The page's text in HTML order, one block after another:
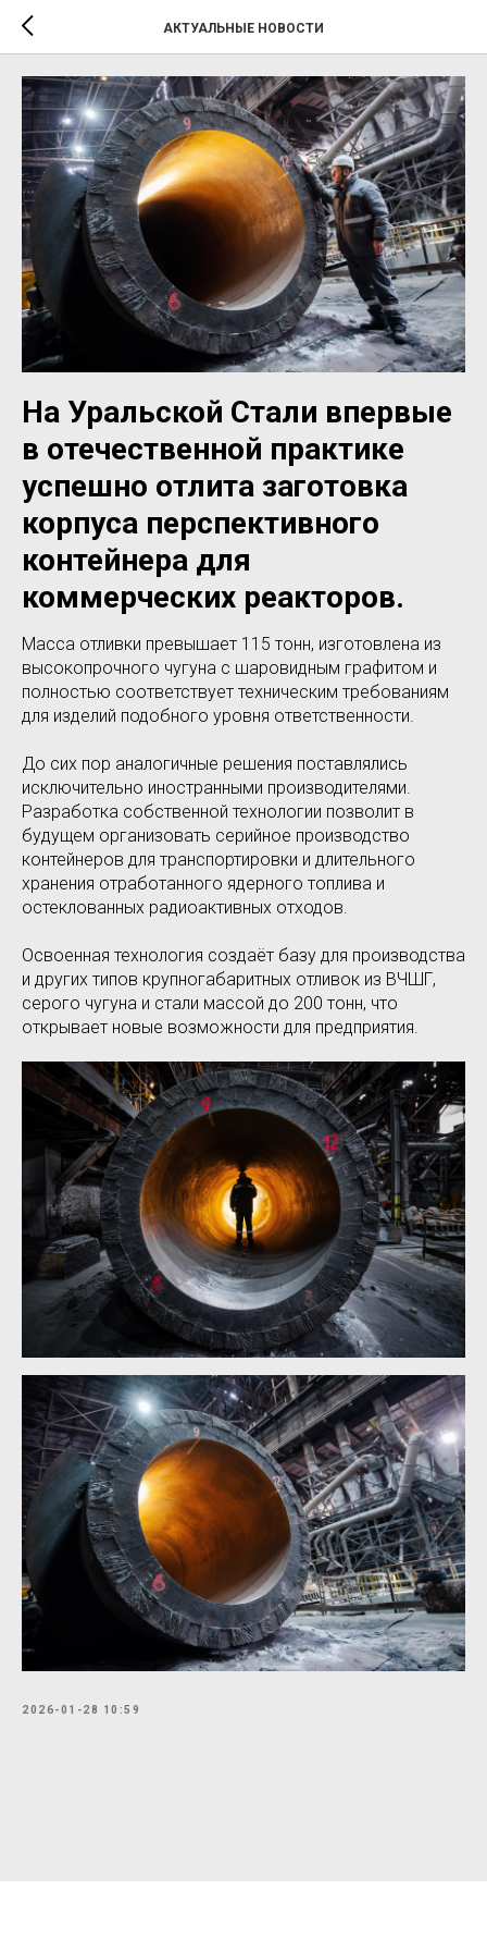
АКТУАЛЬНЫЕ НОВОСТИ
На Уральской Стали впервые
в отечественной практике
успешно отлита заготовка
корпуса перспективного
контейнера для
коммерческих реакторов.
Масса отливки превышает 115 тонн, изготовлена из
высокопрочного чугуна с шаровидным графитом и
полностью соответствует техническим требованиям
для изделий подобного уровня ответственности.
До сих пор аналогичные решения поставлялись
исключительно иностранными производителями.
Разработка собственной технологии позволит в
будущем организовать серийное производство
контейнеров для транспортировки и длительного
хранения отработанного ядерного топлива и
остеклованных радиоактивных отходов.
Освоенная технология создаёт базу для производства
и других типов крупногабаритных отливок из ВЧШГ,
серого чугуна и стали массой до 200 тонн, что
открывает новые возможности для предприятия.
2026-01-28 10:59